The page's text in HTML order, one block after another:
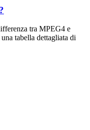
tra MPEG4 e
tabella dettagliata di